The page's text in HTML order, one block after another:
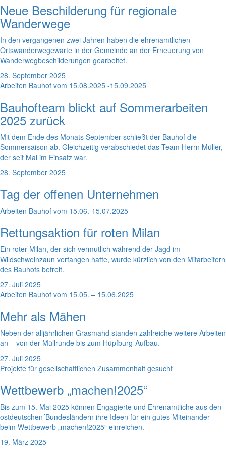
Neue Beschilderung für regionale
Wanderwege
In den vergangenen zwei Jahren haben die ehrenamtlichen
Ortswanderwegewarte in der Gemeinde an der Erneuerung von
Wanderwegbeschilderungen gearbeitet.
28. September 2025
Arbeiten Bauhof vom 15.08.2025 -15.09.2025
Bauhofteam blickt auf Sommerarbeiten
2025 zurück
Mit dem Ende des Monats September schließt der Bauhof die
Sommersaison ab. Gleichzeitig verabschiedet das Team Herrn Müller,
der seit Mai im Einsatz war.
28. September 2025
Tag der offenen Unternehmen
Arbeiten Bauhof vom 15.06.-15.07.2025
Rettungsaktion für roten Milan
Ein roter Milan, der sich vermutlich während der Jagd im
Wildschweinzaun verfangen hatte, wurde kürzlich von den Mitarbeitern
des Bauhofs befreit.
27. Juli 2025
Arbeiten Bauhof vom 15.05. – 15.06.2025
Mehr als Mähen
Neben der alljährlichen Grasmahd standen zahlreiche weitere Arbeiten
an – von der Müllrunde bis zum Hüpfburg-Aufbau.
27. Juli 2025
Projekte für gesellschaftlichen Zusammenhalt gesucht
Wettbewerb „machen!2025“
Bis zum 15. Mai 2025 können Engagierte und Ehrenamtliche aus den
ostdeutschen´Bundesländern ihre Ideen für ein gutes Miteinander
beim Wettbewerb „machen!2025“ einreichen.
19. März 2025